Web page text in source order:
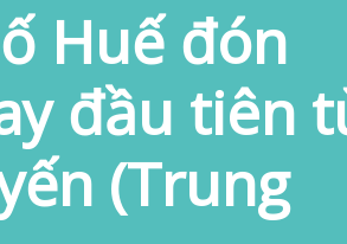
Huế đón
đầu tiên
(Trung